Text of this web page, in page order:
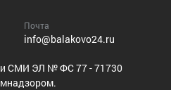
Почта
info@balakovo24.ru
СМИ ЭЛ № ФС 77 - 71730